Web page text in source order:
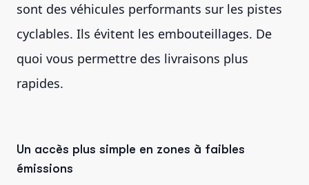
sont des véhicules performants sur les pistes
cyclables. Ils évitent les embouteillages. De
quoi vous permettre des livraisons plus
rapides.
Un accès plus simple en zones à faibles
émissions